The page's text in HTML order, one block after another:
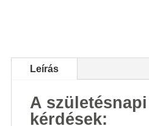
Leírás
A
kérdések: